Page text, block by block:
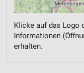
Klicke auf das Logo
Informationen
erhalten.